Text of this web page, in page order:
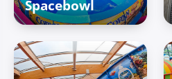
Spacebowl